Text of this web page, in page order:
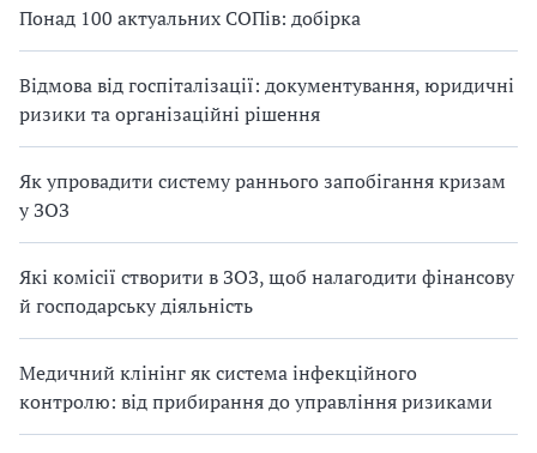
Понад 100 актуальних СОПів: добірка
Відмова від госпіталізації: документування, юридичні
ризики та організаційні рішення
Як упровадити систему раннього запобігання кризам
у ЗОЗ
Які комісії створити в ЗОЗ, щоб налагодити фінансову
й господарську діяльність
Медичний клінінг як система інфекційного
контролю: від прибирання до управління ризиками